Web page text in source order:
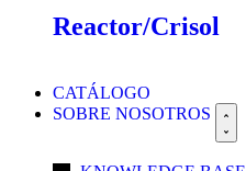
Reactor/Crisol
CATÁLOGO
SOBRE NOSOTROS